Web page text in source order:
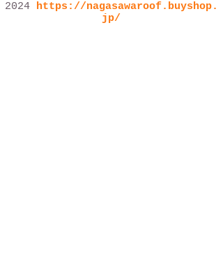
2024 https://nagasawaroof.buyshop.
jp/